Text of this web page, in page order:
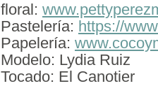
floral:
Pastelería: https://
Papelería:
Modelo: Lydia Ruiz
Tocado: El Canotier